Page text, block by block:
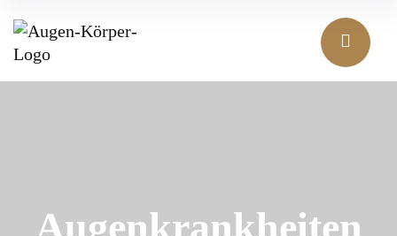
Augenkrankheiten